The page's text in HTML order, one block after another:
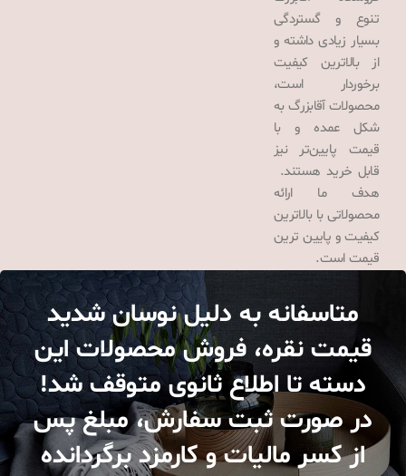
تنوع و گستردگی
بسیار زیادی داشته و
از بالاترین کیفیت
برخوردار است،
محصولات آقابزرگ به
شکل عمده و با
قیمت پایین‌تر نیز
قابل خرید هستند.
هدف ما ارائه
محصولاتی با بالاترین
کیفیت و پایین ترین
قیمت است.
متاسفانه به دلیل نوسان شدید
قیمت نقره، فروش محصولات این
دسته تا اطلاع ثانوی متوقف شد!
در صورت ثبت سفارش، مبلغ پس
از کسر مالیات و کارمزد برگردانده